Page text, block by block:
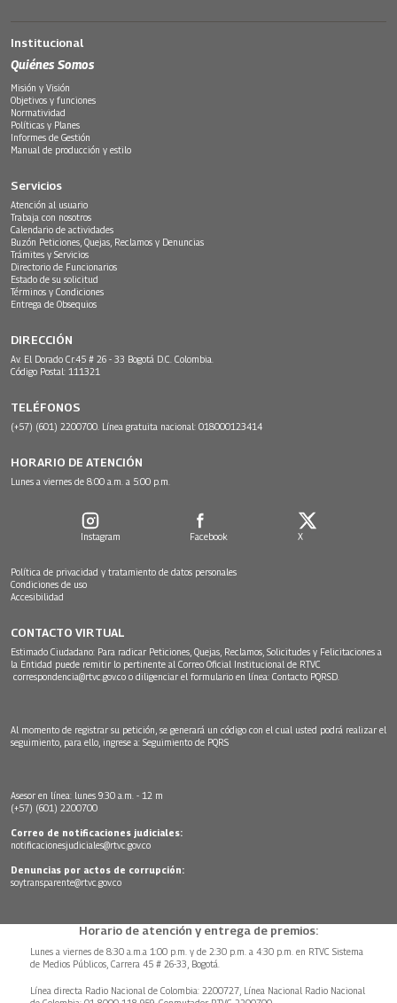
Institucional
Quiénes Somos
Misión y Visión
Objetivos y funciones
Normatividad
Políticas y Planes
Informes de Gestión
Manual de producción y estilo
Servicios
Atención al usuario
Trabaja con nosotros
Calendario de actividades
Buzón Peticiones, Quejas, Reclamos y Denuncias
Trámites y Servicios
Directorio de Funcionarios
Estado de su solicitud
Términos y Condiciones
Entrega de Obsequios
DIRECCIÓN
Av. El Dorado Cr.45 # 26 - 33 Bogotá D.C. Colombia.
Código Postal: 111321
TELÉFONOS
(+57) (601) 2200700. Línea gratuita nacional: 018000123414
HORARIO DE ATENCIÓN
Lunes a viernes de 8:00 a.m. a 5:00 p.m.
Instagram Facebook X
Política de privacidad y tratamiento de datos personales
Condiciones de uso
Accesibilidad
CONTACTO VIRTUAL
Estimado Ciudadano: Para radicar Peticiones, Quejas, Reclamos, Solicitudes y Felicitaciones a
la Entidad puede remitir lo pertinente al Correo Oficial Institucional de RTVC
correspondencia@rtvc.gov.co o diligenciar el formulario en línea: Contacto PQRSD.
Al momento de registrar su petición, se generará un código con el cual usted podrá realizar el
seguimiento, para ello, ingrese a: Seguimiento de PQRS
Asesor en línea: lunes 9:30 a.m. - 12 m
(+57) (601) 2200700
Correo de notificaciones judiciales:
notificacionesjudiciales@rtvc.gov.co
Denuncias por actos de corrupción:
soytransparente@rtvc.gov.co
Horario de atención y entrega de premios:
Lunes a viernes de 8:30 a.m.a 1:00 p.m. y de 2:30 p.m. a 4:30 p.m. en RTVC Sistema
de Medios Públicos, Carrera 45 # 26-33, Bogotá.
Línea directa Radio Nacional de Colombia: 2200727, Línea Nacional Radio Nacional